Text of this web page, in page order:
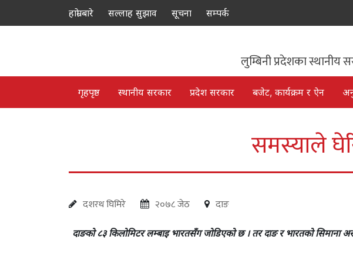
हाम्रो बारे सल्लाह सुझाव सूचना सम्पर्क
लुम्बिनी प्रदेशका स्थानीय
गृहपृष्ठ स्थानीय सरकार प्रदेश सरकार बजेट, कार्यक्रम र ऐन
समस्याले
दशरथ घिमिरे २०७८ जेठ दाङ
दाङको ८३ किलोमिटर लम्बाइ भारतसँग जोडिएको छ । तर दाङ र भारतको